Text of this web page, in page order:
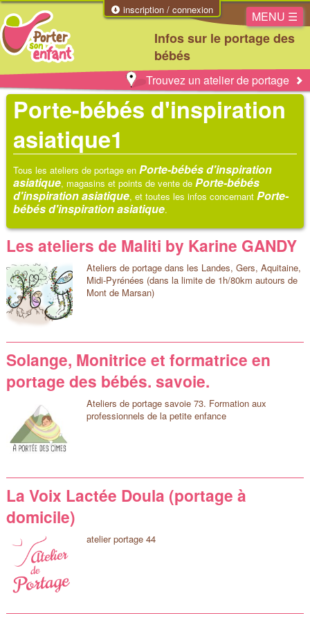
inscription / connexion
Infos sur le portage des
bébés
MENU ☰
Trouvez un atelier de portage
Porte-bébés d'inspiration
asiatique1
Tous les ateliers de portage en Porte-bébés d'inspiration
asiatique, magasins et points de vente de Porte-bébés
d'inspiration asiatique, et toutes les infos concernant Porte-
bébés d'inspiration asiatique.
Les ateliers de Maliti by Karine GANDY
Ateliers de portage dans les Landes, Gers, Aquitaine,
Midi-Pyrénées (dans la limite de 1h/80km autours de
Mont de Marsan)
Solange, Monitrice et formatrice en
portage des bébés. savoie.
Ateliers de portage savoie 73. Formation aux
professionnels de la petite enfance
La Voix Lactée Doula (portage à
domicile)
atelier portage 44